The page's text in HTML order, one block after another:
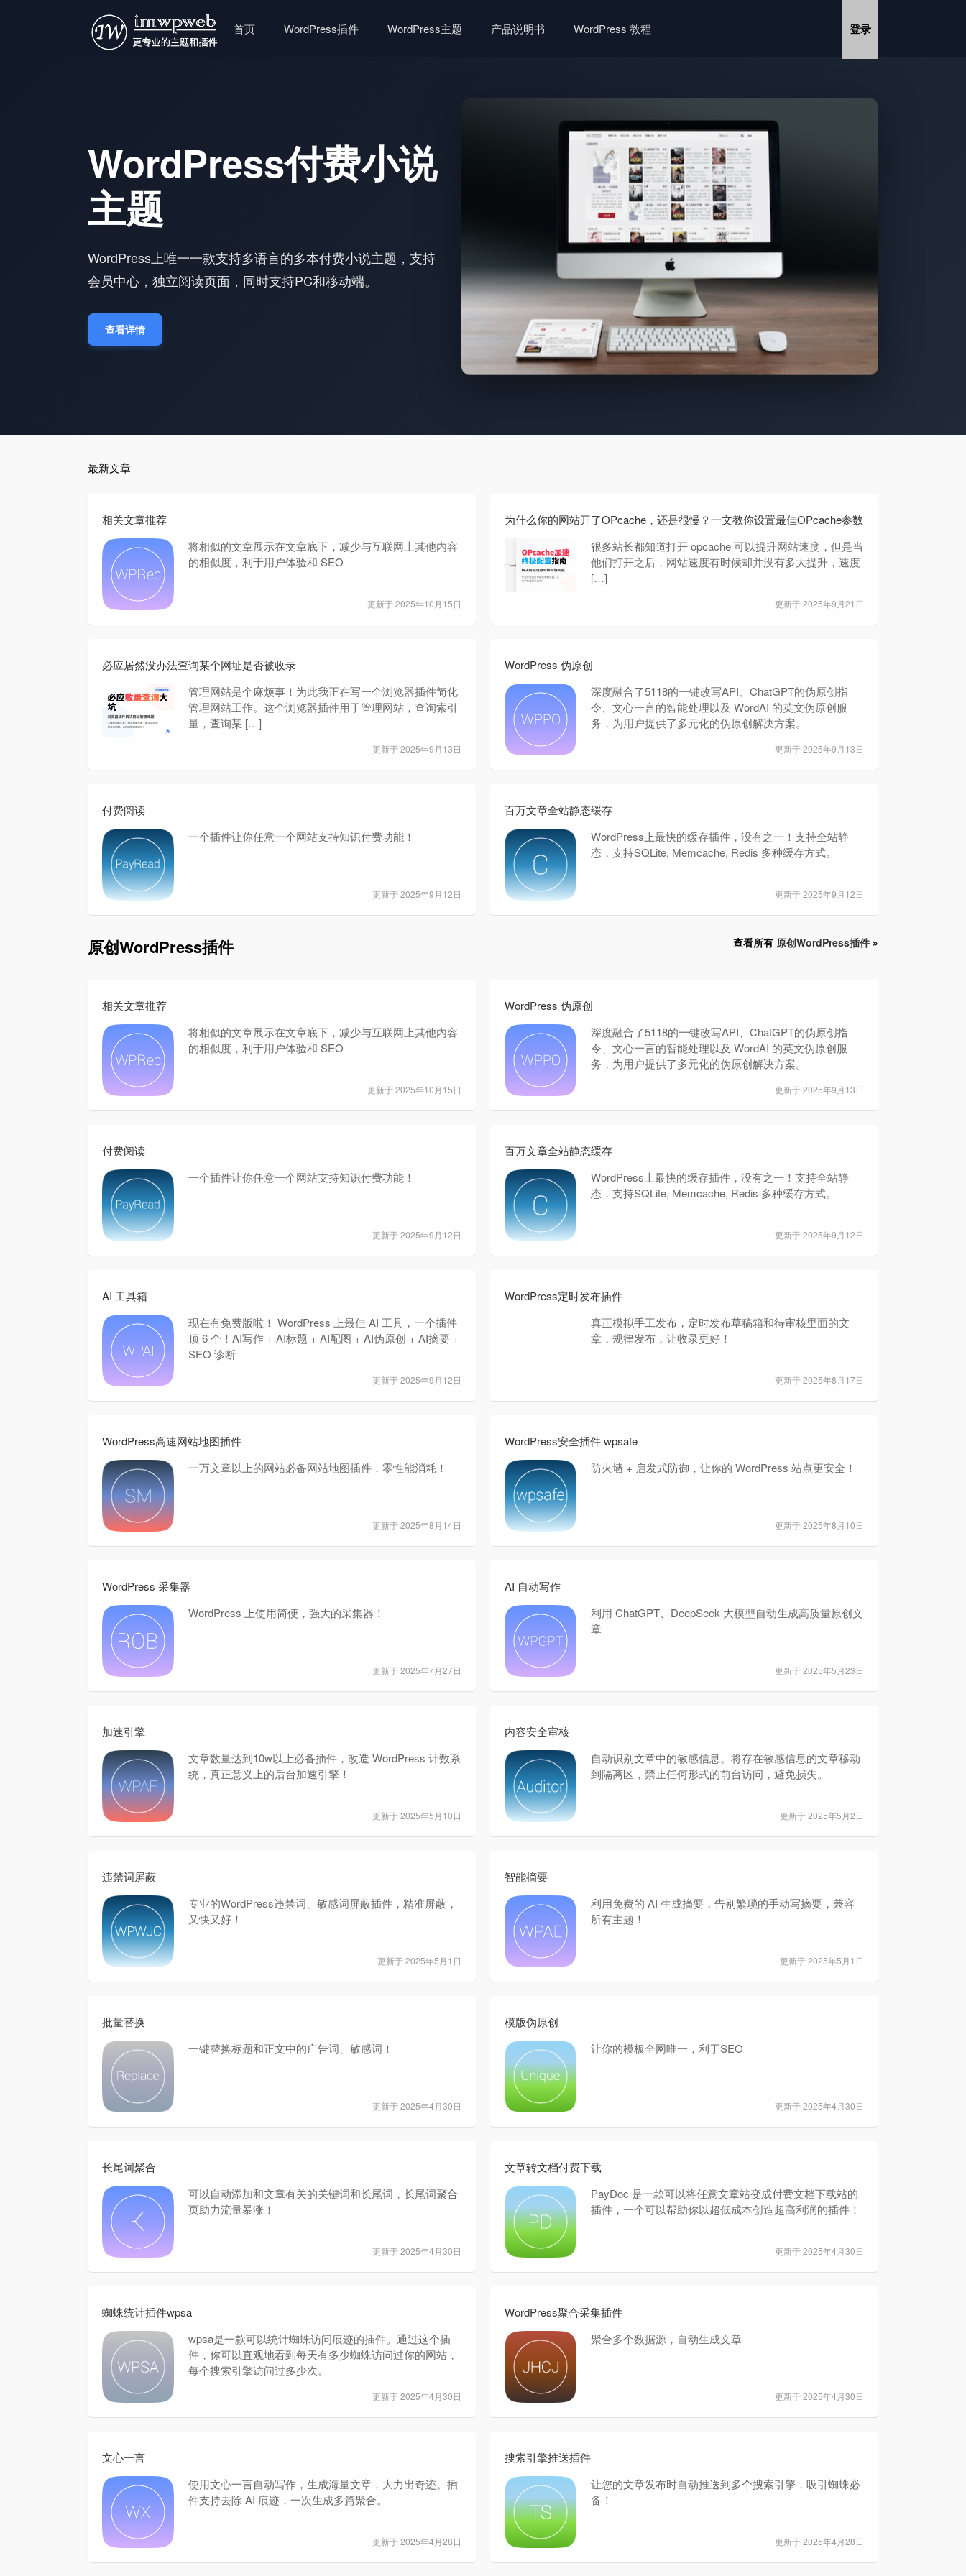
首页 WordPress插件 WordPress主题 产品说明书 WordPress 教程 登录
WordPress付费小说
主题
WordPress上唯一一款支持多语言的多本付费小说主题，支持
会员中心，独立阅读页面，同时支持PC和移动端。
查看详情
最新文章
相关文章推荐
将相似的文章展示在文章底下，减少与互联网上其他内容
的相似度，利于用户体验和 SEO
更新于 2025年10月15日
为什么你的网站开了OPcache，还是很慢？一文教你设置最佳OPcache参数
很多站长都知道打开 opcache 可以提升网站速度，但是当
他们打开之后，网站速度有时候却并没有多大提升，速度
[…]
更新于 2025年9月21日
必应居然没办法查询某个网址是否被收录
管理网站是个麻烦事！为此我正在写一个浏览器插件简化
管理网站工作。这个浏览器插件用于管理网站，查询索引
量，查询某 […]
更新于 2025年9月13日
WordPress 伪原创
深度融合了5118的一键改写API、ChatGPT的伪原创指
令、文心一言的智能处理以及 WordAI 的英文伪原创服
务，为用户提供了多元化的伪原创解决方案。
更新于 2025年9月13日
付费阅读
一个插件让你任意一个网站支持知识付费功能！
更新于 2025年9月12日
百万文章全站静态缓存
WordPress上最快的缓存插件，没有之一！支持全站静
态，支持SQLite, Memcache, Redis 多种缓存方式。
更新于 2025年9月12日
查看所有 原创WordPress插件 »
原创WordPress插件
相关文章推荐
将相似的文章展示在文章底下，减少与互联网上其他内容
的相似度，利于用户体验和 SEO
更新于 2025年10月15日
WordPress 伪原创
深度融合了5118的一键改写API、ChatGPT的伪原创指
令、文心一言的智能处理以及 WordAI 的英文伪原创服
务，为用户提供了多元化的伪原创解决方案。
更新于 2025年9月13日
付费阅读
一个插件让你任意一个网站支持知识付费功能！
更新于 2025年9月12日
百万文章全站静态缓存
WordPress上最快的缓存插件，没有之一！支持全站静
态，支持SQLite, Memcache, Redis 多种缓存方式。
更新于 2025年9月12日
AI 工具箱
现在有免费版啦！ WordPress 上最佳 AI 工具，一个插件
顶 6 个！AI写作 + AI标题 + AI配图 + AI伪原创 + AI摘要 +
SEO 诊断
更新于 2025年9月12日
WordPress定时发布插件
真正模拟手工发布，定时发布草稿箱和待审核里面的文
章，规律发布，让收录更好！
更新于 2025年8月17日
WordPress高速网站地图插件
一万文章以上的网站必备网站地图插件，零性能消耗！
更新于 2025年8月14日
WordPress安全插件 wpsafe
防火墙 + 启发式防御，让你的 WordPress 站点更安全！
更新于 2025年8月10日
WordPress 采集器
WordPress 上使用简便，强大的采集器！
更新于 2025年7月27日
AI 自动写作
利用 ChatGPT、DeepSeek 大模型自动生成高质量原创文
章
更新于 2025年5月23日
加速引擎
文章数量达到10w以上必备插件，改造 WordPress 计数系
统，真正意义上的后台加速引擎！
更新于 2025年5月10日
内容安全审核
自动识别文章中的敏感信息。将存在敏感信息的文章移动
到隔离区，禁止任何形式的前台访问，避免损失。
更新于 2025年5月2日
违禁词屏蔽
专业的WordPress违禁词、敏感词屏蔽插件，精准屏蔽，
又快又好！
更新于 2025年5月1日
智能摘要
利用免费的 AI 生成摘要，告别繁琐的手动写摘要，兼容
所有主题！
更新于 2025年5月1日
批量替换
一键替换标题和正文中的广告词、敏感词！
更新于 2025年4月30日
模版伪原创
让你的模板全网唯一，利于SEO
更新于 2025年4月30日
长尾词聚合
可以自动添加和文章有关的关键词和长尾词，长尾词聚合
页助力流量暴涨！
更新于 2025年4月30日
文章转文档付费下载
PayDoc 是一款可以将任意文章站变成付费文档下载站的
插件，一个可以帮助你以超低成本创造超高利润的插件！
更新于 2025年4月30日
蜘蛛统计插件wpsa
wpsa是一款可以统计蜘蛛访问痕迹的插件。通过这个插
件，你可以直观地看到每天有多少蜘蛛访问过你的网站，
每个搜索引擎访问过多少次。
更新于 2025年4月30日
WordPress聚合采集插件
聚合多个数据源，自动生成文章
更新于 2025年4月30日
文心一言
使用文心一言自动写作，生成海量文章，大力出奇迹。插
件支持去除 AI 痕迹，一次生成多篇聚合。
更新于 2025年4月28日
搜索引擎推送插件
让您的文章发布时自动推送到多个搜索引擎，吸引蜘蛛必
备！
更新于 2025年4月28日